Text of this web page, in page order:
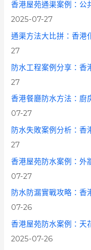
香港屋苑通渠案例：公
2025-07-27
通渠方法大比拼：香港
27
防水工程案例分享：香
27
香港餐廳防水方法：廚
07-27
防水失敗案例分析：香
27
香港屋苑防水案例：外
07-27
防水防漏實戰攻略：香
07-26
香港屋苑防水案例：天
2025-07-26